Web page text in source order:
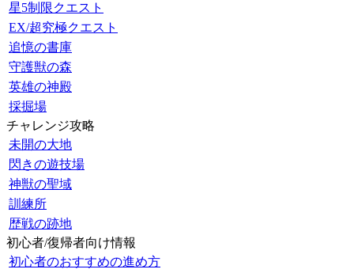
星5制限クエスト
EX/超究極クエスト
追憶の書庫
守護獣の森
英雄の神殿
採掘場
チャレンジ攻略
未開の大地
閃きの遊技場
神獣の聖域
訓練所
歴戦の跡地
初心者/復帰者向け情報
初心者のおすすめの進め方